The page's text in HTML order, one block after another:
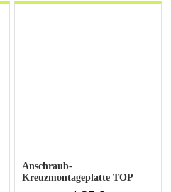
Anschraub-
Kreuzmontageplatte TOP